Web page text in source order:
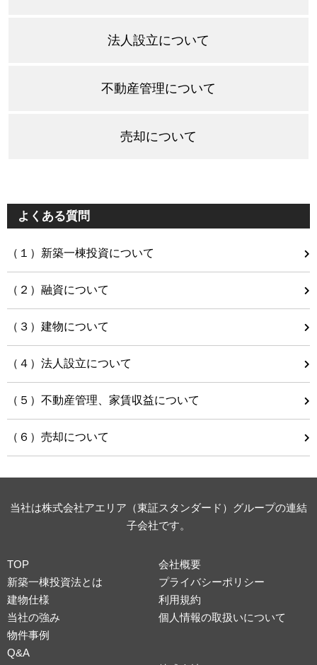
法人設立について
不動産管理について
売却について
よくある質問
（１）新築一棟投資について
（２）融資について
（３）建物について
（４）法人設立について
（５）不動産管理、家賃収益について
（６）売却について
当社は株式会社アエリア（東証スタンダード）グループの連結
子会社です。
TOP
新築一棟投資法とは
建物仕様
当社の強み
物件事例
Q&A
会社概要
プライバシーポリシー
利用規約
個人情報の取扱いについて